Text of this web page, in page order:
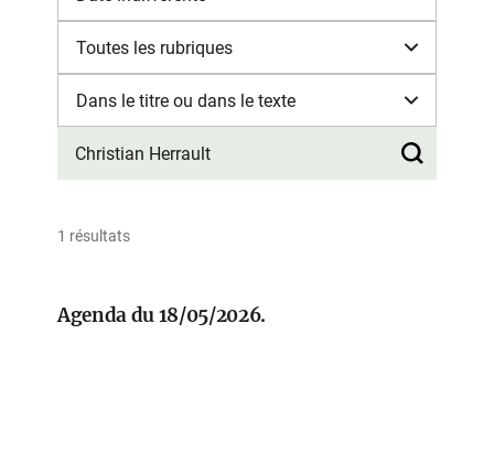
1 résultats
Agenda du 18/05/2026.